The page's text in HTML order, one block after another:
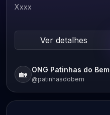
Xxxx
Ver detalhes
🏡 ONG Patinhas do Bem
@patinhasdobem